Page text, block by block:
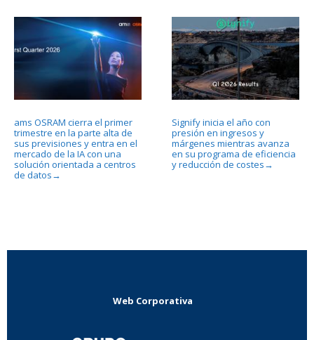
ams OSRAM cierra el primer
trimestre en la parte alta de
sus previsiones y entra en el
mercado de la IA con una
solución orientada a centros
de datos →
Signify inicia el año con
presión en ingresos y
márgenes mientras avanza
en su programa de eficiencia
y reducción de costes →
Web Corporativa